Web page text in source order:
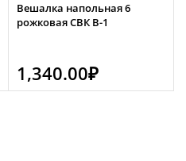
Вешалка напольная 6
рожковая СВК В-1
1,340.00₽